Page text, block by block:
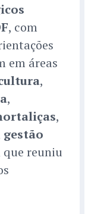
, com
em áreas
,
,
,
gestão
que reuniu